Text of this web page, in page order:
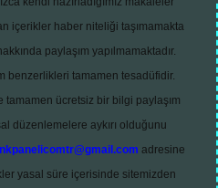
içerikler haber niteliği taşımamakta
paylaşım yapılmamaktadır.
benzerlikleri tamamen tesadüfidir.
tamamen ücretsiz bir bilgi paylaşım
düzenlemelere aykırı olduğunu
adresine
yasal süre içerisinde sitemizden